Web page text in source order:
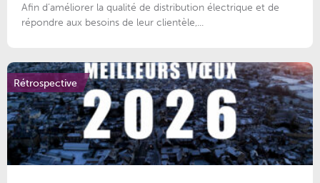
Afin d’améliorer la qualité de distribution électrique et de
répondre aux besoins de leur clientèle,...
Rétrospective